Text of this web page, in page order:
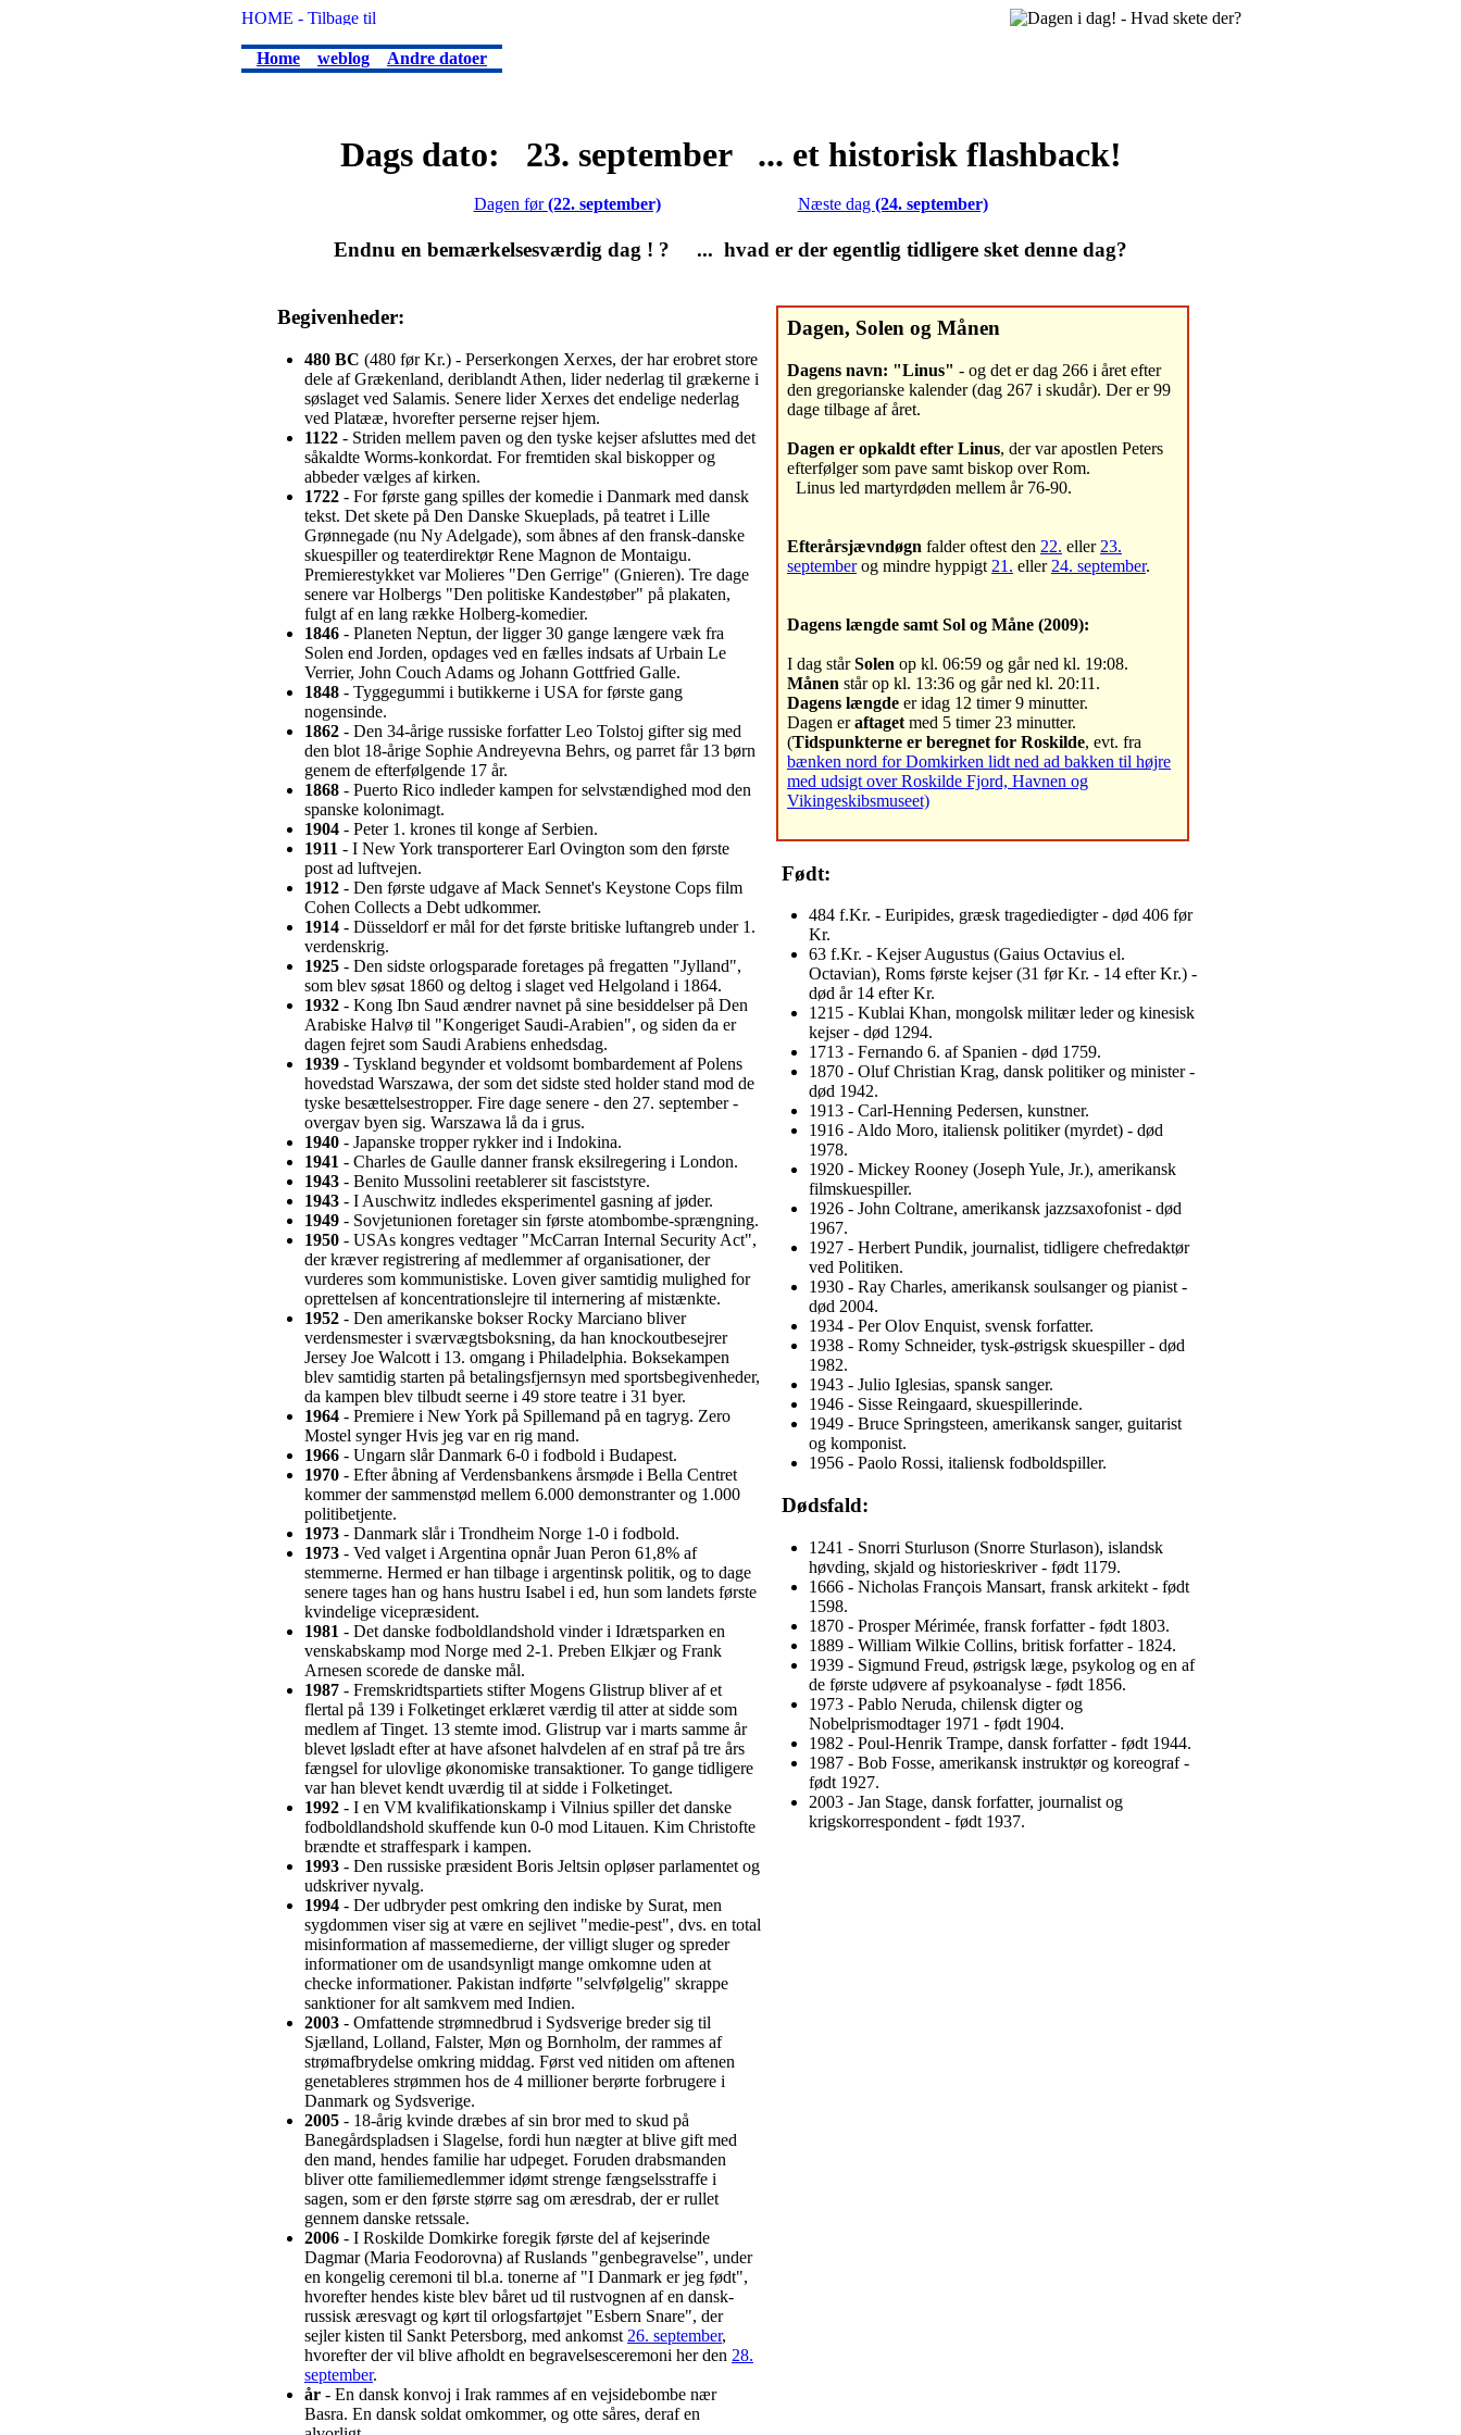
Home weblog Andre datoer
Dags dato: 23. september ... et historisk flashback!
Dagen før(22. september) Næste dag (24. september)
Endnu en bemærkelsesværdig dag ! ? ... hvad er der egentlig tidligere sket denne dag?
Begivenheder:
480 BC (480 før Kr.) - Perserkongen Xerxes, der har erobret store
dele af Grækenland, deriblandt Athen, lider nederlag til grækerne i
søslaget ved Salamis. Senere lider Xerxes det endelige nederlag
ved Platææ, hvorefter perserne rejser hjem.
1122 - Striden mellem paven og den tyske kejser afsluttes med det
såkaldte Worms-konkordat. For fremtiden skal biskopper og
abbeder vælges af kirken.
1722 - For første gang spilles der komedie i Danmark med dansk
tekst. Det skete på Den Danske Skueplads, på teatret i Lille
Grønnegade (nu Ny Adelgade), som åbnes af den fransk-danske
skuespiller og teaterdirektør Rene Magnon de Montaigu.
Premierestykket var Molieres "Den Gerrige" (Gnieren). Tre dage
senere var Holbergs "Den politiske Kandestøber" på plakaten,
fulgt af en lang række Holberg-komedier.
1846 - Planeten Neptun, der ligger 30 gange længere væk fra
Solen end Jorden, opdages ved en fælles indsats af Urbain Le
Verrier, John Couch Adams og Johann Gottfried Galle.
1848 - Tyggegummi i butikkerne i USA for første gang
nogensinde.
1862 - Den 34-årige russiske forfatter Leo Tolstoj gifter sig med
den blot 18-årige Sophie Andreyevna Behrs, og parret får 13 børn
genem de efterfølgende 17 år.
1868 - Puerto Rico indleder kampen for selvstændighed mod den
spanske kolonimagt.
1904 - Peter 1. krones til konge af Serbien.
1911 - I New York transporterer Earl Ovington som den første
post ad luftvejen.
1912 - Den første udgave af Mack Sennet's Keystone Cops film
Cohen Collects a Debt udkommer.
1914 - Düsseldorf er mål for det første britiske luftangreb under 1.
verdenskrig.
1925 - Den sidste orlogsparade foretages på fregatten "Jylland",
som blev søsat 1860 og deltog i slaget ved Helgoland i 1864.
1932 - Kong Ibn Saud ændrer navnet på sine besiddelser på Den
Arabiske Halvø til "Kongeriget Saudi-Arabien", og siden da er
dagen fejret som Saudi Arabiens enhedsdag.
1939 - Tyskland begynder et voldsomt bombardement af Polens
hovedstad Warszawa, der som det sidste sted holder stand mod de
tyske besættelsestropper. Fire dage senere - den 27. september -
overgav byen sig. Warszawa lå da i grus.
1940 - Japanske tropper rykker ind i Indokina.
1941 - Charles de Gaulle danner fransk eksilregering i London.
1943 - Benito Mussolini reetablerer sit fasciststyre.
1943 - I Auschwitz indledes eksperimentel gasning af jøder.
1949 - Sovjetunionen foretager sin første atombombe-sprængning.
1950 - USAs kongres vedtager "McCarran Internal Security Act",
der kræver registrering af medlemmer af organisationer, der
vurderes som kommunistiske. Loven giver samtidig mulighed for
oprettelsen af koncentrationslejre til internering af mistænkte.
1952 - Den amerikanske bokser Rocky Marciano bliver
verdensmester i sværvægtsboksning, da han knockoutbesejrer
Jersey Joe Walcott i 13. omgang i Philadelphia. Boksekampen
blev samtidig starten på betalingsfjernsyn med sportsbegivenheder,
da kampen blev tilbudt seerne i 49 store teatre i 31 byer.
1964 - Premiere i New York på Spillemand på en tagryg. Zero
Mostel synger Hvis jeg var en rig mand.
1966 - Ungarn slår Danmark 6-0 i fodbold i Budapest.
1970 - Efter åbning af Verdensbankens årsmøde i Bella Centret
kommer der sammenstød mellem 6.000 demonstranter og 1.000
politibetjente.
1973 - Danmark slår i Trondheim Norge 1-0 i fodbold.
1973 - Ved valget i Argentina opnår Juan Peron 61,8% af
stemmerne. Hermed er han tilbage i argentinsk politik, og to dage
senere tages han og hans hustru Isabel i ed, hun som landets første
kvindelige vicepræsident.
1981 - Det danske fodboldlandshold vinder i Idrætsparken en
venskabskamp mod Norge med 2-1. Preben Elkjær og Frank
Arnesen scorede de danske mål.
1987 - Fremskridtspartiets stifter Mogens Glistrup bliver af et
flertal på 139 i Folketinget erklæret værdig til atter at sidde som
medlem af Tinget. 13 stemte imod. Glistrup var i marts samme år
blevet løsladt efter at have afsonet halvdelen af en straf på tre års
fængsel for ulovlige økonomiske transaktioner. To gange tidligere
var han blevet kendt uværdig til at sidde i Folketinget.
1992 - I en VM kvalifikationskamp i Vilnius spiller det danske
fodboldlandshold skuffende kun 0-0 mod Litauen. Kim Christofte
brændte et straffespark i kampen.
1993 - Den russiske præsident Boris Jeltsin opløser parlamentet og
udskriver nyvalg.
1994 - Der udbryder pest omkring den indiske by Surat, men
sygdommen viser sig at være en sejlivet "medie-pest", dvs. en total
misinformation af massemedierne, der villigt sluger og spreder
informationer om de usandsynligt mange omkomne uden at
checke informationer. Pakistan indførte "selvfølgelig" skrappe
sanktioner for alt samkvem med Indien.
2003 - Omfattende strømnedbrud i Sydsverige breder sig til
Sjælland, Lolland, Falster, Møn og Bornholm, der rammes af
strømafbrydelse omkring middag. Først ved nitiden om aftenen
genetableres strømmen hos de 4 millioner berørte forbrugere i
Danmark og Sydsverige.
2005 - 18-årig kvinde dræbes af sin bror med to skud på
Banegårdspladsen i Slagelse, fordi hun nægter at blive gift med
den mand, hendes familie har udpeget. Foruden drabsmanden
bliver otte familiemedlemmer idømt strenge fængselsstraffe i
sagen, som er den første større sag om æresdrab, der er rullet
gennem danske retssale.
2006 - I Roskilde Domkirke foregik første del af kejserinde
Dagmar (Maria Feodorovna) af Ruslands "genbegravelse", under
en kongelig ceremoni til bl.a. tonerne af "I Danmark er jeg født",
hvorefter hendes kiste blev båret ud til rustvognen af en dansk-
russisk æresvagt og kørt til orlogsfartøjet "Esbern Snare", der
sejler kisten til Sankt Petersborg, med ankomst 26. september,
hvorefter der vil blive afholdt en begravelsesceremoni her den 28.
september.
år - En dansk konvoj i Irak rammes af en vejsidebombe nær
Basra. En dansk soldat omkommer, og otte såres, deraf en
Dagen, Solen og Månen
Dagens navn: "Linus" - og det er dag 266 i året efter
den gregorianske kalender (dag 267 i skudår). Der er 99
dage tilbage af året.
Dagen er opkaldt efter Linus, der var apostlen Peters
efterfølger som pave samt biskop over Rom.
Linus led martyrdøden mellem år 76-90.
Efterårsjævndøgn falder oftest den 22. eller 23.
septemberog mindre hyppigt 21. eller 24. september.
Dagens længde samt Sol og Måne (2009):
I dag stårSolen op kl. 06:59 og går ned kl. 19:08.
Månen står op kl. 13:36 og går ned kl. 20:11.
Dagens længde er idag 12 timer 9 minutter.
Dagen eraftaget med 5 timer 23 minutter.
(Tidspunkterne er beregnet for Roskilde, evt. fra
bænken nord for Domkirken lidt ned ad bakken til højre
med udsigt over Roskilde Fjord, Havnen og
Vikingeskibsmuseet)
Født:
484 f.Kr. - Euripides, græsk tragediedigter - død 406 før
Kr.
63 f.Kr. - Kejser Augustus (Gaius Octavius el.
Octavian), Roms første kejser (31 før Kr. - 14 efter Kr.) -
død år 14 efter Kr.
1215 - Kublai Khan, mongolsk militær leder og kinesisk
kejser - død 1294.
1713 - Fernando 6. af Spanien - død 1759.
1870 - Oluf Christian Krag, dansk politiker og minister -
død 1942.
1913 - Carl-Henning Pedersen, kunstner.
1916 - Aldo Moro, italiensk politiker (myrdet) - død
1978.
1920 - Mickey Rooney (Joseph Yule, Jr.), amerikansk
filmskuespiller.
1926 - John Coltrane, amerikansk jazzsaxofonist - død
1967.
1927 - Herbert Pundik, journalist, tidligere chefredaktør
ved Politiken.
1930 - Ray Charles, amerikansk soulsanger og pianist -
død 2004.
1934 - Per Olov Enquist, svensk forfatter.
1938 - Romy Schneider, tysk-østrigsk skuespiller - død
1982.
1943 - Julio Iglesias, spansk sanger.
1946 - Sisse Reingaard, skuespillerinde.
1949 - Bruce Springsteen, amerikansk sanger, guitarist
og komponist.
1956 - Paolo Rossi, italiensk fodboldspiller.
Dødsfald:
1241 - Snorri Sturluson (Snorre Sturlason), islandsk
høvding, skjald og historieskriver - født 1179.
1666 - Nicholas François Mansart, fransk arkitekt - født
1598.
1870 - Prosper Mérimée, fransk forfatter - født 1803.
1889 - William Wilkie Collins, britisk forfatter - 1824.
1939 - Sigmund Freud, østrigsk læge, psykolog og en af
de første udøvere af psykoanalyse - født 1856.
1973 - Pablo Neruda, chilensk digter og
Nobelprismodtager 1971 - født 1904.
1982 - Poul-Henrik Trampe, dansk forfatter - født 1944.
1987 - Bob Fosse, amerikansk instruktør og koreograf -
født 1927.
2003 - Jan Stage, dansk forfatter, journalist og
krigskorrespondent - født 1937.